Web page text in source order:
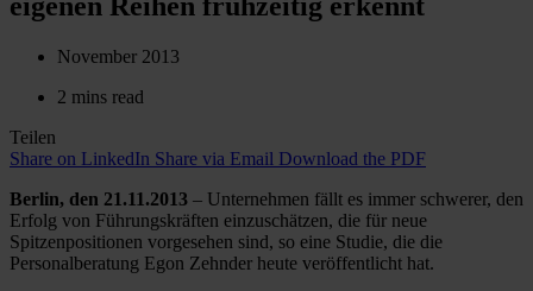
November 2013
2 mins read
Teilen
Share on LinkedIn Share via Email Download the PDF
Berlin, den 21.11.2013 – Unternehmen fällt es immer schwerer, den
Erfolg von Führungskräften einzuschätzen, die für neue
Spitzenpositionen vorgesehen sind, so eine Studie, die die
Personalberatung Egon Zehnder heute veröffentlicht hat.